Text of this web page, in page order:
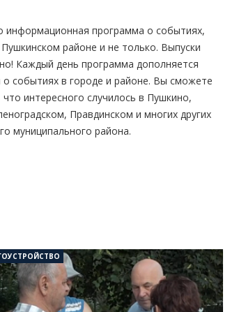
информационная программа о событиях,
районе и не только. Выпуски
Каждый день программа дополняется
событиях в городе и районе. Вы сможете
интересного случилось в Пушкино,
Правдинском и многих других
муниципального района.